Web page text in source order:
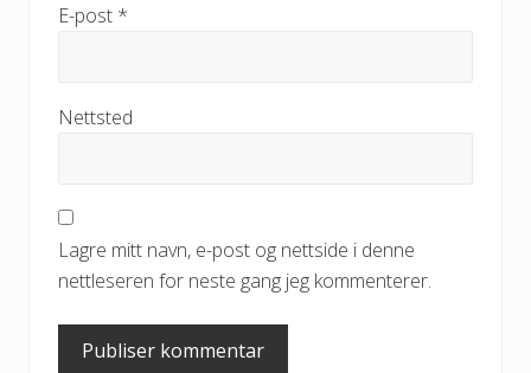
E-post *
Nettsted
Lagre mitt navn, e-post og nettside i denne
nettleseren for neste gang jeg kommenterer.